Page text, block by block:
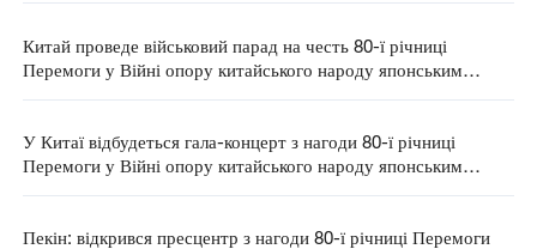
Китай проведе військовий парад на честь 80-ї річниці
Перемоги у Війні опору китайського народу японським
У Китаї відбудеться гала-концерт з нагоди 80-ї річниці
Перемоги у Війні опору китайського народу японським
Пекін: відкрився пресцентр з нагоди 80-ї річниці Перемоги